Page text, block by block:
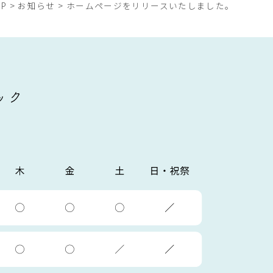
> お知らせ > ホームページをリリースいたしました。
ク